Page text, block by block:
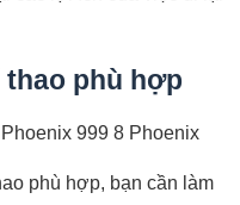
thao phù hợp
phù hợp, bạn cần làm